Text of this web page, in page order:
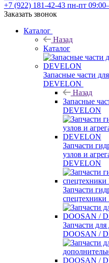
+7 (922) 181-42-43 пн-пт
Заказать звонок
Каталог
Назад
Каталог
Запасные части
DEVELON
Назад
Запасные
DEVELON
Запчасти
узлов и
DEVELON
Запчасти
Запчасти
DOOSAN /